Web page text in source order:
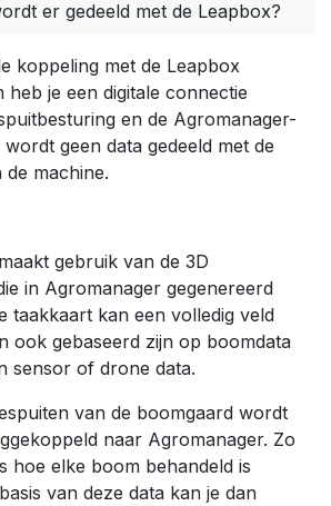
er gedeeld met de Leapbox?
koppeling met de Leapbox
heb je een digitale connectie
en de Agromanager-
geen data gedeeld met de
machine.
gebruik van de 3D
in Agromanager gegenereerd
taakkaart kan een volledig veld
ook gebaseerd zijn op boomdata
sensor of drone data.
van de boomgaard wordt
naar Agromanager. Zo
hoe elke boom behandeld is
van deze data kan je dan